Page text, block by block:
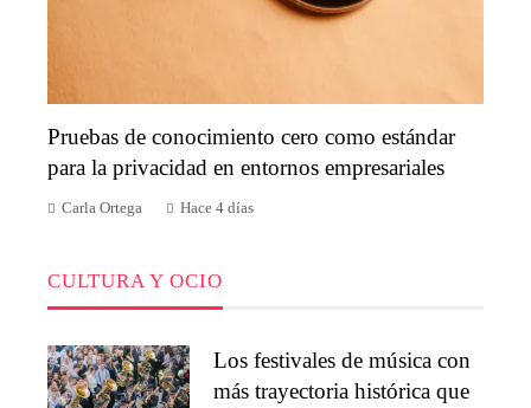
Pruebas de conocimiento cero como estándar
para la privacidad en entornos empresariales
Carla Ortega Hace 4 días
CULTURA Y OCIO
Los festivales de música con
más trayectoria histórica que